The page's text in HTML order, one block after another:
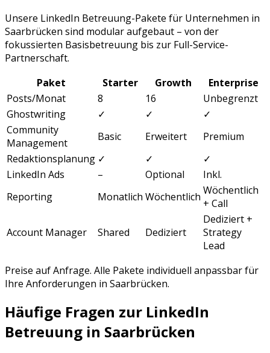
Unsere LinkedIn Betreuung-Pakete für Unternehmen in
Saarbrücken sind modular aufgebaut – von der
fokussierten Basisbetreuung bis zur Full-Service-
Partnerschaft.
Paket
Starter Growth
Enterprise
Posts/Monat
8 16
Unbegrenzt
Ghostwriting
✓ ✓
✓
Community
Management
Basic Erweitert
Premium
Redaktionsplanung ✓ ✓
✓
LinkedIn Ads
– Optional
Inkl.
Reporting
Monatlich Wöchentlich Wöchentlich
+ Call
Account Manager Shared Dediziert
Dediziert +
Strategy
Lead
Preise auf Anfrage. Alle Pakete individuell anpassbar für
Ihre Anforderungen in Saarbrücken.
Häufige Fragen zur LinkedIn
Betreuung in Saarbrücken